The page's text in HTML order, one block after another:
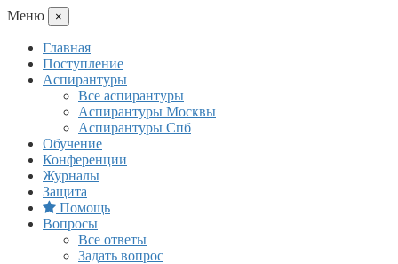
Mеню ×
Главная
Поступление
Аспирантуры
Все аспирантуры
Аспирантуры Москвы
Аспирантуры Спб
Обучение
Конференции
Журналы
Защита
Помощь
Вопросы
Все ответы
Задать вопрос